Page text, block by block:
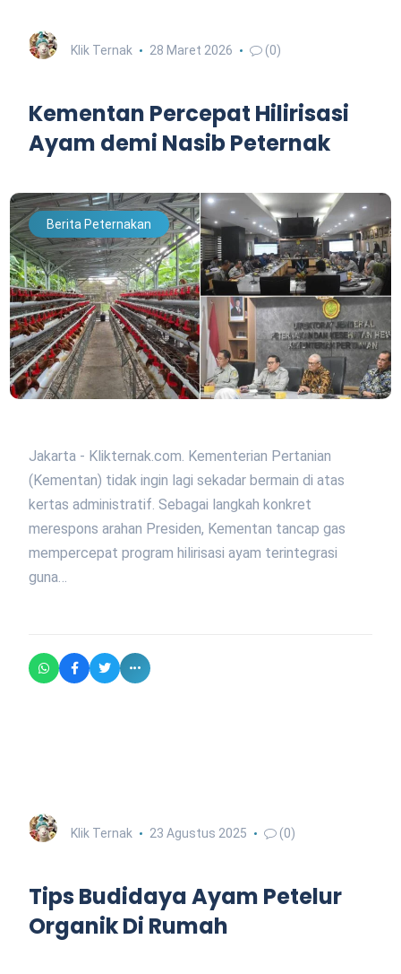
Klik Ternak 28 Maret 2026 (0)
Kementan Percepat Hilirisasi
Ayam demi Nasib Peternak
Berita Peternakan
Jakarta - Klikternak.com. Kementerian Pertanian
(Kementan) tidak ingin lagi sekadar bermain di atas
kertas administratif. Sebagai langkah konkret
merespons arahan Presiden, Kementan tancap gas
mempercepat program hilirisasi ayam terintegrasi
guna…
Klik Ternak 23 Agustus 2025 (0)
Tips Budidaya Ayam Petelur
Organik Di Rumah